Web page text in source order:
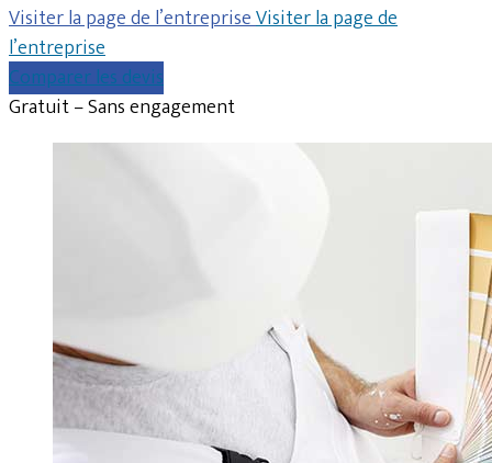
Visiter la page de l’entrepriseVisiter la page de
l’entreprise
Comparer les devis
Gratuit – Sans engagement